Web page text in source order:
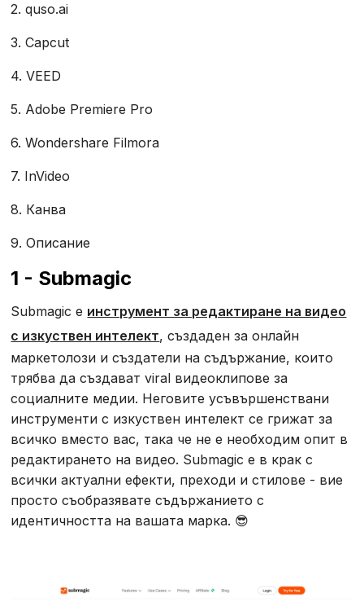
2. quso.ai
3. Capcut
4. VEED
5. Adobe Premiere Pro
6. Wondershare Filmora
7. InVideo
8. Канва
9. Описание
1 - Submagic
Submagic е инструмент за редактиране на видео
с изкуствен интелект, създаден за онлайн
маркетолози и създатели на съдържание, които
трябва да създават viral видеоклипове за
социалните медии. Неговите усъвършенствани
инструменти с изкуствен интелект се грижат за
всичко вместо вас, така че не е необходим опит в
редактирането на видео. Submagic е в крак с
всички актуални ефекти, преходи и стилове - вие
просто съобразявате съдържанието с
идентичността на вашата марка. 😎